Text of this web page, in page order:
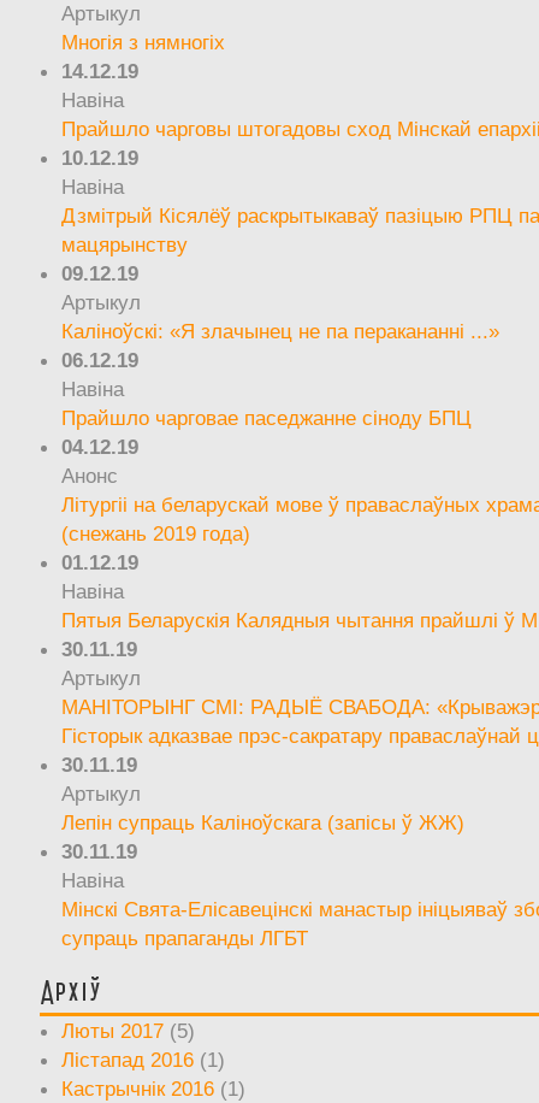
Артыкул
Многія з нямногіх
14.12.19
Навіна
Прайшло чарговы штогадовы сход Мінскай
10.12.19
Навіна
Дзмітрый Кісялёў раскрытыкаваў пазіцыю РПЦ
мацярынству
09.12.19
Артыкул
Каліноўскі: «Я злачынец не па перакананні ...»
06.12.19
Навіна
Прайшло чарговае паседжанне сіноду БПЦ
04.12.19
Анонс
Літургіі на беларускай мове ў праваслаўных
(снежань 2019 года)
01.12.19
Навіна
Пятыя Беларускія Калядныя чытання прайшлі ў
30.11.19
Артыкул
МАНІТОРЫНГ СМІ: РАДЫЁ СВАБОДА:
Гісторык адказвае прэс-сакратару праваслаўнай
30.11.19
Артыкул
Лепін супраць Каліноўскага (запісы ў ЖЖ)
30.11.19
Навіна
Мінскі Свята-Елісавецінскі манастыр ініцыяваў
супраць прапаганды ЛГБТ
Архіў
Люты 2017 (5)
Лістапад 2016 (1)
Кастрычнік 2016 (1)